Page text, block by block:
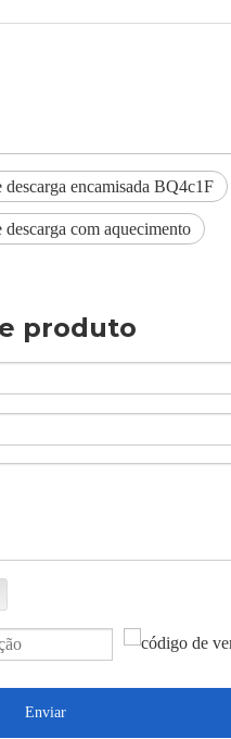
encamisada BQ4c1F
com aquecimento
produto
Enviar